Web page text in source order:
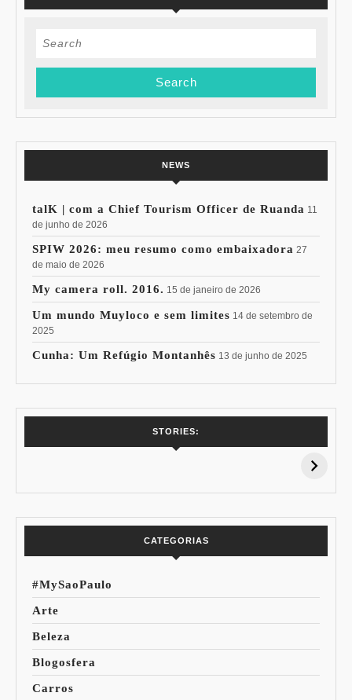
Search
NEWS
talK | com a Chief Tourism Officer de Ruanda 11
de junho de 2026
SPIW 2026: meu resumo como embaixadora 27
de maio de 2026
My camera roll. 2016. 15 de janeiro de 2026
Um mundo Muyloco e sem limites 14 de setembro de
2025
Cunha: Um Refúgio Montanhês 13 de junho de 2025
STORIES:
15% de
Pessoal: Os
CATEGORIAS
#MySaoPaulo
Arte
Beleza
Blogosfera
Carros